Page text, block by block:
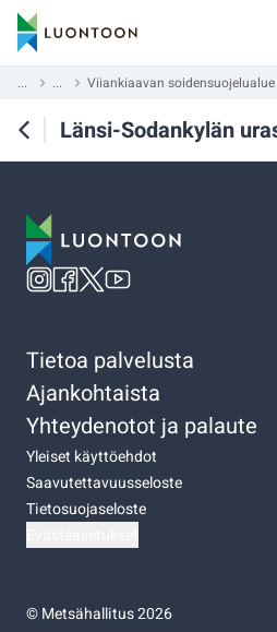
... ... Viiankiaavan soidensuojelualue
Länsi-Sodankylän
Tietoa palvelusta
Ajankohtaista
Yhteydenotot ja palaute
Yleiset käyttöehdot
Saavutettavuusseloste
Tietosuojaseloste
©Metsähallitus 2026